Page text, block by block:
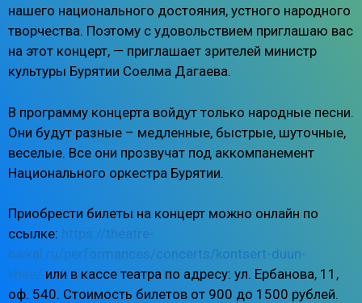
нашего национального достояния, устного народного
творчества. Поэтому с удовольствием приглашаю вас
на этот концерт, — приглашает зрителей министр
культуры Бурятии Соелма Дагаева.
В программу концерта войдут только народные песни.
Они будут разные – медленные, быстрые, шуточные,
веселые. Все они прозвучат под аккомпанемент
Национального оркестра Бурятии.
Приобрести билеты на концерт можно онлайн по
ссылке: https://theatre-
baikal.ru/performances/concerts/kontsert-duun-
khee/ или в кассе театра по адресу: ул. Ербанова, 11,
оф. 540. Стоимость билетов от 900 до 1500 рублей.